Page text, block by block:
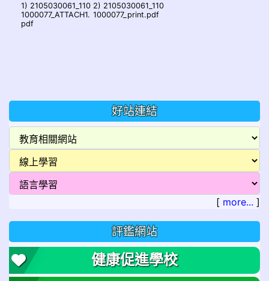
1) 2105030061_110
1000077_ATTACH1.
pdf
2) 2105030061_110
1000077_print.pdf
好站連結
[ more... ]
評鑑網站
健康促進學校